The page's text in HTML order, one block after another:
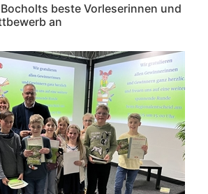
beste Vorleserinnen und
an